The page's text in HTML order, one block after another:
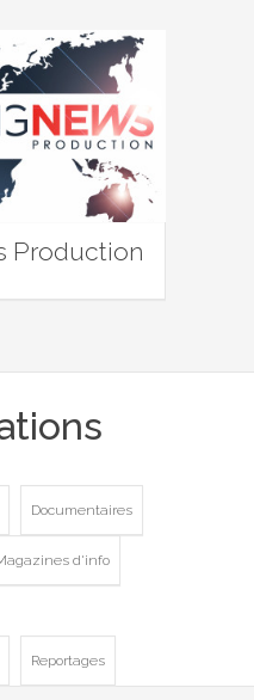
Production
Documentaires
d'info
Reportages